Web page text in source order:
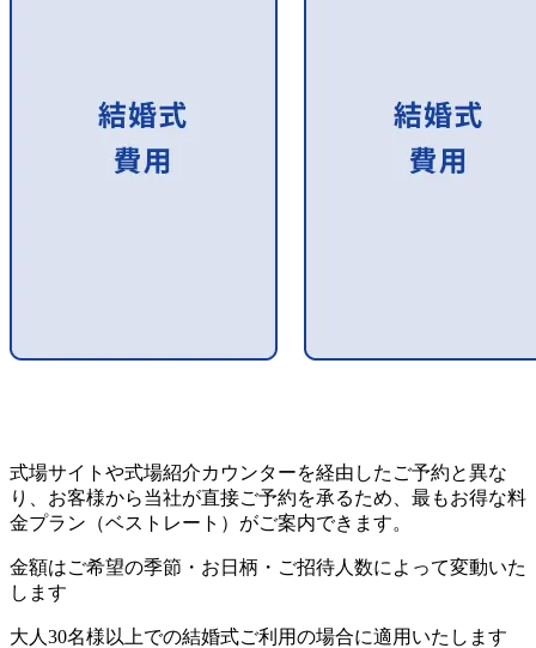
式場サイトや式場紹介カウンターを経由したご予約と異な
り、お客様から当社が直接ご予約を承るため、最もお得な料
金プラン（ベストレート）がご案内できます。
金額はご希望の季節・お日柄・ご招待人数によって変動いた
します
大人30名様以上での結婚式ご利用の場合に適用いたします